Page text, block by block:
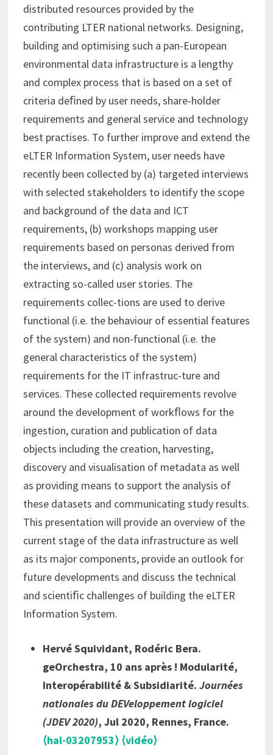
distributed resources provided by the
contributing LTER national networks. Designing,
building and optimising such a pan-European
environmental data infrastructure is a lengthy
and complex process that is based on a set of
criteria deﬁned by user needs, share-holder
requirements and general service and technology
best practises. To further improve and extend the
eLTER Information System, user needs have
recently been collected by (a) targeted interviews
with selected stakeholders to identify the scope
and background of the data and ICT
requirements, (b) workshops mapping user
requirements based on personas derived from
the interviews, and (c) analysis work on
extracting so-called user stories. The
requirements collec-tions are used to derive
functional (i.e. the behaviour of essential features
of the system) and non-functional (i.e. the
general characteristics of the system)
requirements for the IT infrastruc-ture and
services. These collected requirements revolve
around the development of workﬂows for the
ingestion, curation and publication of data
objects including the creation, harvesting,
discovery and visualisation of metadata as well
as providing means to support the analysis of
these datasets and communicating study results.
This presentation will provide an overview of the
current stage of the data infrastructure as well
as its major components, provide an outlook for
future developments and discuss the technical
and scientiﬁc challenges of building the eLTER
Information System.
Hervé Squividant, Rodéric Bera.
geOrchestra, 10 ans après ! Modularité,
Interopérabilité & Subsidiarité. Journées
nationales du DEVeloppement logiciel
(JDEV 2020), Jul 2020, Rennes, France.
⟨hal-03207953⟩ ⟨vidéo⟩